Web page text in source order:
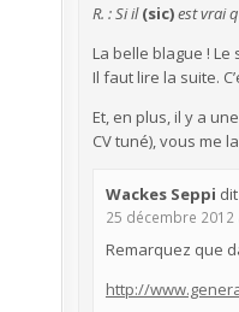
R. : Si il(sic)est vrai
La belle blague !
Il faut lire la suite.
Et, en plus, il y a
CV tuné), vous me
Wackes Seppi
25 décembre 2012
Remarquez que
http://